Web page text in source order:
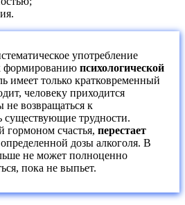
употребление
формированию психологической
имеет только кратковременный
человеку приходится
не возвращаться к
существующие трудности.
гормоном счастья, перестает
определенной дозы алкоголя. В
не может полноценно
пока не выпьет.